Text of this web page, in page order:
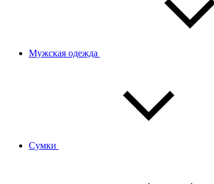
Мужская одежда
Сумки